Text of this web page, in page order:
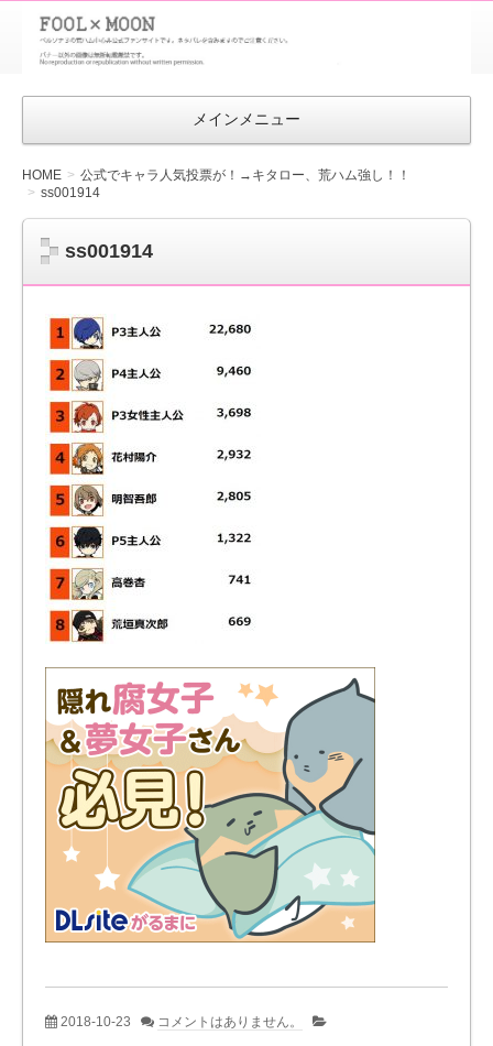
FOOL×MOON
｜ペルソナ
3 荒ハム中
メインメニュー
HOME
公式でキャラ人気投票が！→キタロー、荒ハム強し！！
ss001914
ss001914
2018-10-23 コメントはありません。